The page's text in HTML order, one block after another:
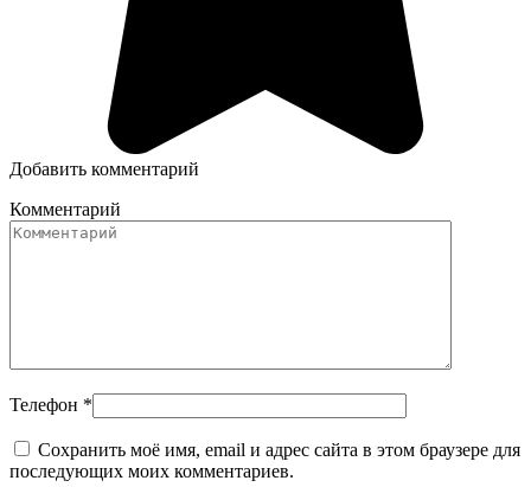
Добавить комментарий
Комментарий
Телефон *
Сохранить моё имя, email и адрес сайта в этом браузере для
последующих моих комментариев.